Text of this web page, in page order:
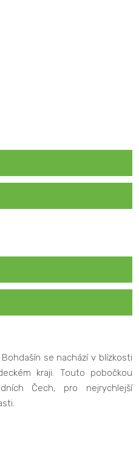
se nachází v blízkosti
kraji. Touto pobočkou
Čech, pro nejrychlejší